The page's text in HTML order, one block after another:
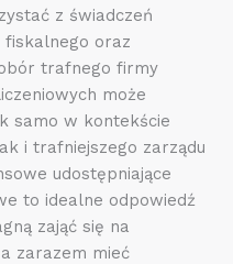
z świadczeń
oraz
trafnego firmy
może
samo w kontekście
i trafniejszego zarządu
udostępniające
to idealne odpowiedź
zająć się na
zarazem mieć